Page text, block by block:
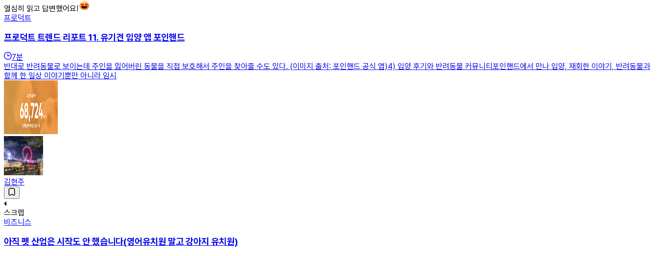
열심히 읽고 답변했어요!
프로덕트
프로덕트 트렌드 리포트 11. 유기견 입양 앱 포인핸드
7분
반대로 반려동물로 보이는데 주인을 잃어버린 동물을 직접 보호해서 주인을 찾아줄 수도 있다. (이미지 출처: 포인핸드 공식 앱)4) 입양 후기와 반려동물 커뮤니티포인핸드에서 만나 입양, 재회한 이야기, 반려동물과
함께 한 일상 이야기뿐만 아니라 임시
김현주
스크랩
비즈니스
아직 펫 산업은 시작도 안 했습니다(영어유치원 말고 강아지 유치원)